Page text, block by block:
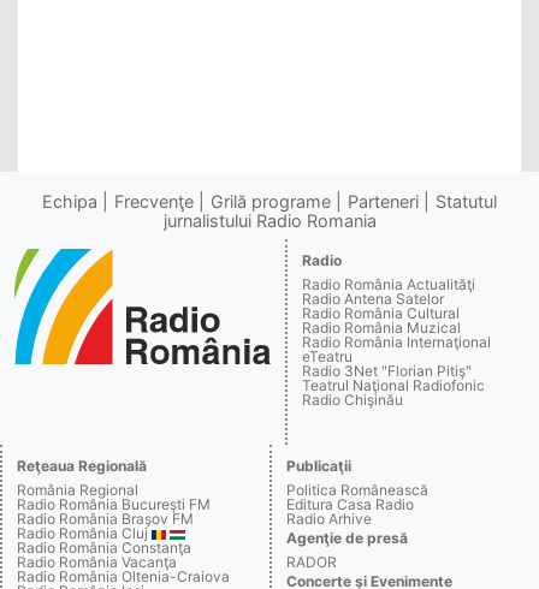
Echipa Frecvenţe Grilă programe Parteneri
Statutul
jurnalistului Radio Romania
Radio
Radio România Actualităţi
Radio Antena Satelor
Radio România Cultural
Radio România Muzical
Radio România Internaţional
eTeatru
Radio 3Net "Florian Pitiş"
Teatrul Naţional Radiofonic
Radio Chişinău
Reţeaua Regională
România Regional
Radio România Bucureşti FM
Radio România Braşov FM
Radio România Cluj
Radio România Constanţa
Radio România Vacanţa
Radio România Oltenia-Craiova
Publicaţii
Politica Românească
Editura Casa Radio
Radio Arhive
Agenţie de presă
RADOR
Concerte şi Evenimente